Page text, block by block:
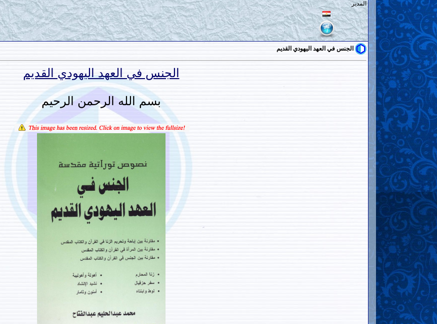
المدير
الجنس في العهد اليهودي القديم
الجنس في العهد اليهودي القديم
بسم الله الرحمن الرحيم